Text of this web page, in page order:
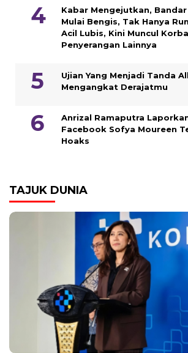
Kabar Mengejutkan,
Mulai Bengis, Tak Hanya
Acil Lubis, Kini Muncul
Penyerangan Lainnya
Ujian Yang Menjadi Tanda
Mengangkat Derajatmu
Anrizal Ramaputra
Facebook Sofya Moureen
Hoaks
TAJUK DUNIA